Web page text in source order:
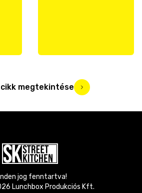
cikk megtekintése
jog fenntartva!
Lunchbox Produkciós Kft.